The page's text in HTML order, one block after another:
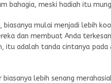
bahagia, meski hadiah itu
biasanya mulai menjadi lebih
dan membuat Anda
itu adalah tanda cintanya
biasanya lebih senang